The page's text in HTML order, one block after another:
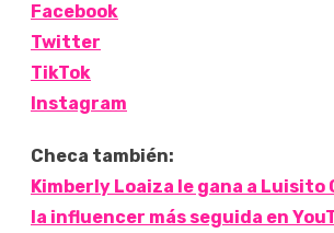
Facebook
Twitter
TikTok
Instagram
Checa también:
Kimberly Loaiza le gana a Luisito
la influencer más seguida en